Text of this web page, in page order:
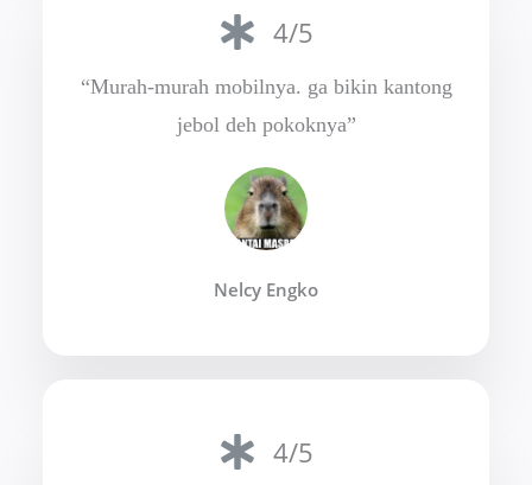
4/5
“Murah-murah mobilnya. ga bikin kantong
jebol deh pokoknya”
Nelcy Engko
4/5